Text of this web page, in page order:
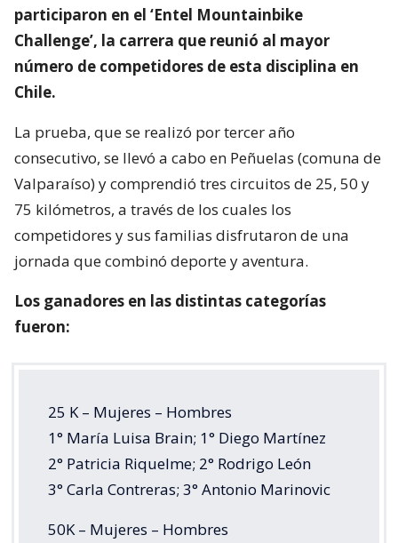
participaron en el ‘Entel Mountainbike
Challenge’, la carrera que reunió al mayor
número de competidores de esta disciplina en
Chile.
La prueba, que se realizó por tercer año
consecutivo, se llevó a cabo en Peñuelas (comuna de
Valparaíso) y comprendió tres circuitos de 25, 50 y
75 kilómetros, a través de los cuales los
competidores y sus familias disfrutaron de una
jornada que combinó deporte y aventura.
Los ganadores en las distintas categorías
fueron:
25 K – Mujeres – Hombres
1° María Luisa Brain; 1° Diego Martínez
2° Patricia Riquelme; 2° Rodrigo León
3° Carla Contreras; 3° Antonio Marinovic
50K – Mujeres – Hombres